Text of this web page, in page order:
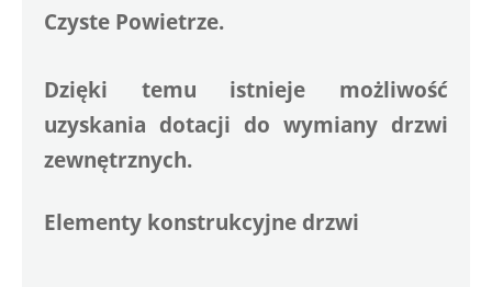
Czyste Powietrze.
Dzięki temu istnieje możliwość
uzyskania dotacji do wymiany drzwi
zewnętrznych.
Elementy konstrukcyjne drzwi